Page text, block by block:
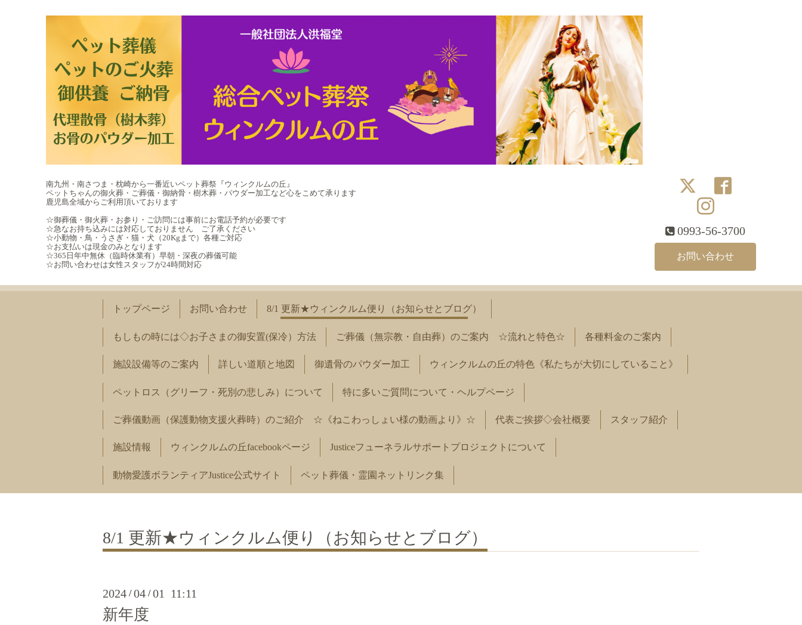
南九州・南さつま・枕崎から一番近いペット葬祭『ウィンクルムの丘』
ペットちゃんの御火葬・ご葬儀・御納骨・樹木葬・パウダー加工など心をこめて承ります
鹿児島全域からご利用頂いております
☆御葬儀・御火葬・お参り・ご訪問には事前にお電話予約が必要です
☆急なお持ち込みには対応しておりません ご了承ください
☆小動物・鳥・うさぎ・猫・犬（20Kgまで）各種ご対応
☆お支払いは現金のみとなります
☆365日年中無休（臨時休業有）早朝・深夜の葬儀可能
☆お問い合わせは女性スタッフが24時間対応
0993-56-3700
お問い合わせ
トップページ お問い合わせ 8/1 更新★ウィンクルム便り（お知らせとブログ）
もしもの時には◇お子さまの御安置(保冷）方法 ご葬儀（無宗教・自由葬）のご案内 ☆流れと特色☆ 各種料金のご案内
施設設備等のご案内 詳しい道順と地図 御遺骨のパウダー加工 ウィンクルムの丘の特色《私たちが大切にしていること》
ペットロス（グリーフ・死別の悲しみ）について 特に多いご質問について・ヘルプページ
ご葬儀動画（保護動物支援火葬時）のご紹介 ☆《ねこわっしょい様の動画より》☆ 代表ご挨拶◇会社概要 スタッフ紹介
施設情報 ウィンクルムの丘facebookページ Justiceフューネラルサポートプロジェクトについて
動物愛護ボランティアJustice公式サイト ペット葬儀・霊園ネットリンク集
8/1 更新★ウィンクルム便り（お知らせとブログ）
2024 /04 /01 11:11
新年度